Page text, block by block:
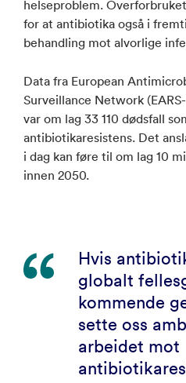
helseproblem.
for at antibiotika også i
behandling mot alvorlige
Data fra European
Surveillance Network
var om lag 33 110 dødsfall
antibiotikaresistens. Det
i dag kan føre til om lag 10
innen 2050.
Hvis
globalt
kommende
sette oss
arbeidet mot